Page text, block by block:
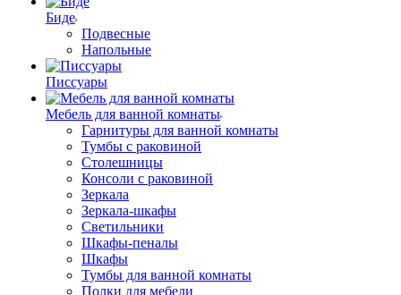
Биде
Подвесные
Напольные
Писсуары
Мебель для ванной комнаты
Гарнитуры для ванной комнаты
Тумбы с раковиной
Столешницы
Консоли с раковиной
Зеркала
Зеркала-шкафы
Светильники
Шкафы-пеналы
Шкафы
Тумбы для ванной комнаты
Полки для мебели